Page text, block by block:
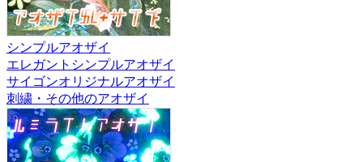
シンプルアオザイ
エレガントシンプルアオザイ
サイゴンオリジナルアオザイ
刺繍・その他のアオザイ